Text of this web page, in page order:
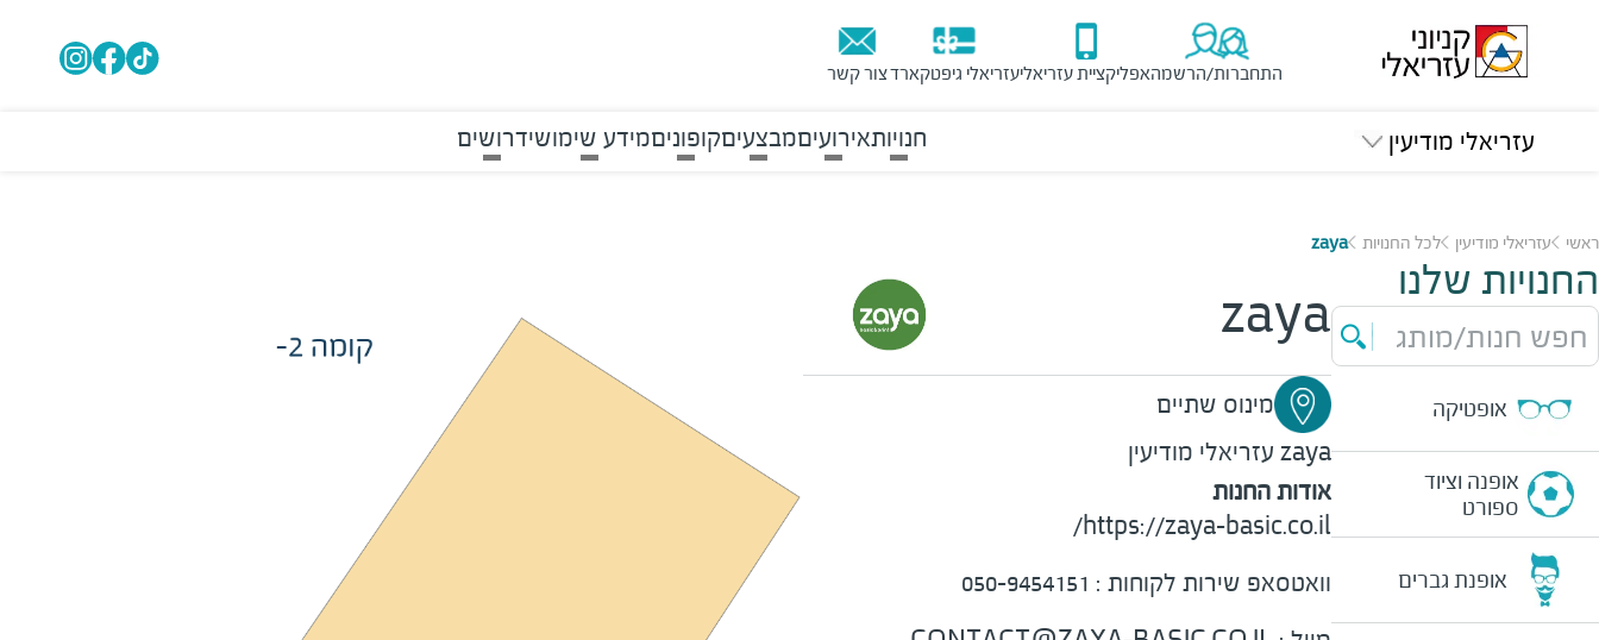
התחברות/הרשמהאפליקציית עזריאליעזריאלי גיפטקארדצור קשר
עזריאלי מודיעין חנויותאירועיםמבצעיםקופוניםמידע שימושידרושים
ראשי עזריאלי מודיעין לכל החנויות zaya
החנויות שלנו
חפש חנות/מותג
אופטיקה
אופנה וציוד
ספורט
אופנת גברים
zaya
מינוס שתיים
zaya עזריאלי מודיעין
אודות החנות
https://zaya-basic.co.il
/
וואטסאפ שירות לקוחות : 050-9454151